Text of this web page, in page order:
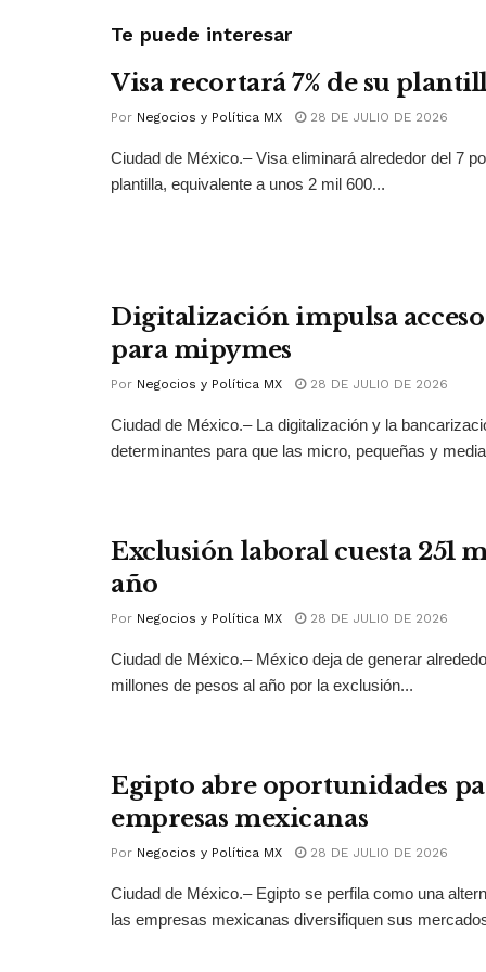
Te puede interesar
Visa recortará 7% de su
Por Negocios y Política MX 28 DE JULIO DE 2026
Ciudad de México.– Visa eliminará alrededor del 7
plantilla, equivalente a unos 2 mil 600...
Digitalización impulsa
para mipymes
Por Negocios y Política MX 28 DE JULIO DE 2026
Ciudad de México.– La digitalización y la
determinantes para que las micro, pequeñas y
Exclusión laboral cuesta 251
año
Por Negocios y Política MX 28 DE JULIO DE 2026
Ciudad de México.– México deja de generar
millones de pesos al año por la exclusión...
Egipto abre oportunidades
empresas mexicanas
Por Negocios y Política MX 28 DE JULIO DE 2026
Ciudad de México.– Egipto se perfila como una
las empresas mexicanas diversifiquen sus